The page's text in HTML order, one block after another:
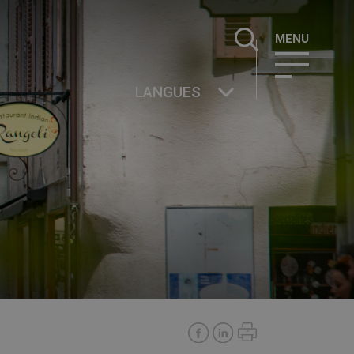
Rechercher :